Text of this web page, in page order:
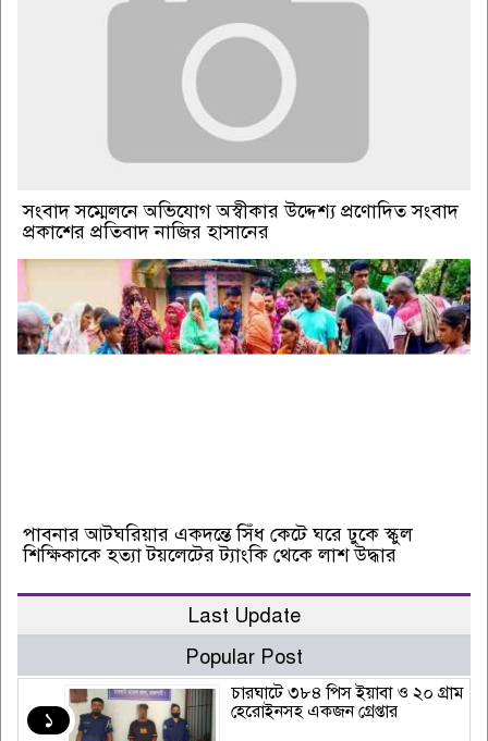
সংবাদ সম্মেলনে অভিযোগ অস্বীকার উদ্দেশ্য প্রণোদিত সংবাদ
প্রকাশের প্রতিবাদ নাজির হাসানের
পাবনার আটঘরিয়ার একদন্তে সিঁধ কেটে ঘরে ঢুকে স্কুল
শিক্ষিকাকে হত্যা টয়লেটের ট্যাংকি থেকে লাশ উদ্ধার
Last Update
Popular Post
১
চারঘাটে ৩৮৪ পিস ইয়াবা ও ২০ গ্রাম
হেরোইনসহ একজন গ্রেপ্তার